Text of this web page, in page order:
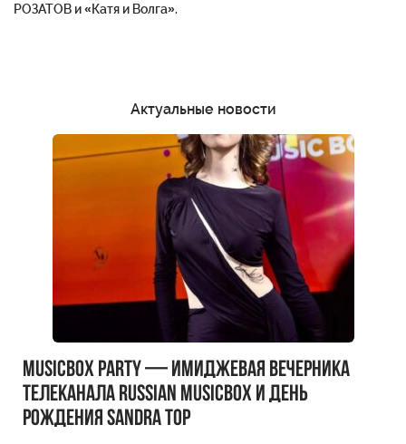
РОЗАТОВ и «Катя и Волга».
Актуальные новости
MUSICBOX PARTY — имиджевая вечерника
телеканала RUSSIAN MUSICBOX и день
рождения Sandra Top